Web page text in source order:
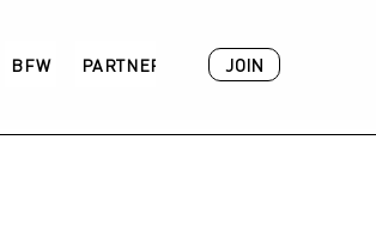
BFW PARTNER ACADEMY
JOIN